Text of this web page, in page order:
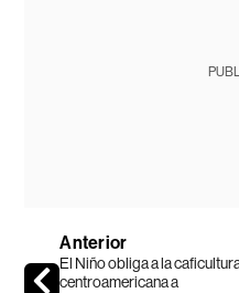
Anterior
El Niño obliga a la
centroamericana a